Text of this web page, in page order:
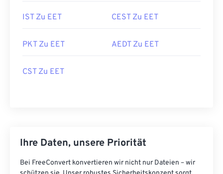
IST Zu EET CEST Zu EET
PKT Zu EET AEDT Zu EET
CST Zu EET
Ihre Daten, unsere Priorität
Bei FreeConvert konvertieren wir nicht nur Dateien – wir